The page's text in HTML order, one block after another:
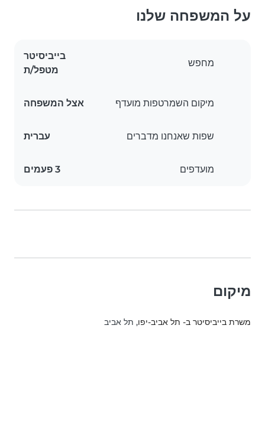
על המשפחה שלנו
מחפש
בייביסיטר
מטפל/ת
מיקום השמרטפות מועדף אצל המשפחה
שפות שאנחנו מדברים עברית
מועדפים 3 פעמים
מיקום
משרת בייביסיטר ב- תל אביב-יפו, תל אביב